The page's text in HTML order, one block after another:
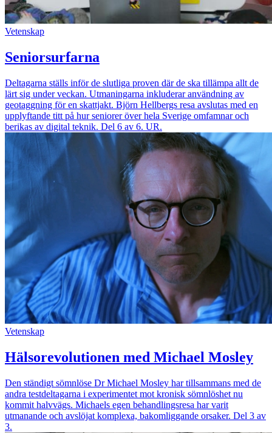
Vetenskap
Seniorsurfarna
Deltagarna ställs inför de slutliga proven där de ska tillämpa allt de
lärt sig under veckan. Utmaningarna inkluderar användning av
geotaggning för en skattjakt. Björn Hellbergs resa avslutas med en
upplyftande titt på hur seniorer över hela Sverige omfamnar och
berikas av digital teknik. Del 6 av 6. UR.
Vetenskap
Hälsorevolutionen med Michael Mosley
Den ständigt sömnlöse Dr Michael Mosley har tillsammans med de
andra testdeltagarna i experimentet mot kronisk sömnlöshet nu
kommit halvvägs. Michaels egen behandlingsresa har varit
utmanande och avslöjat komplexa, bakomliggande orsaker. Del 3 av
3.